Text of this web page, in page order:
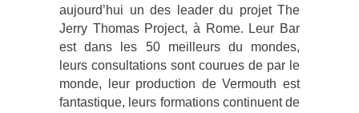
aujourd’hui un des leader du projet The
Jerry Thomas Project, à Rome. Leur Bar
est dans les 50 meilleurs du mondes,
leurs consultations sont courues de par le
monde, leur production de Vermouth est
fantastique, leurs formations continuent de